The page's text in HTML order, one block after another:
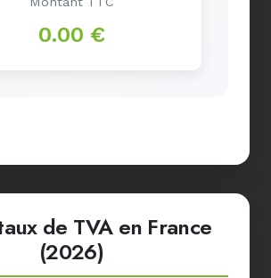
0.00 €
de TVA en France
(2026)